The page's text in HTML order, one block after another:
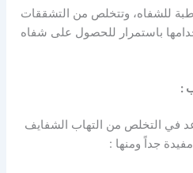
للشفاه، وتتخلص من التشققات
باستمرار للحصول على شفاه
:
في التخلص من التهاب الشفايف
جداً ومنها :